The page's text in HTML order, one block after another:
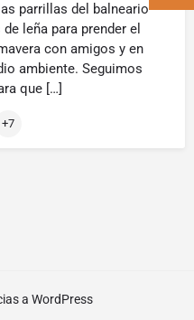
parrillas del balneario
leña para prender el
con amigos y en
ambiente. Seguimos
que […]
+7
a WordPress